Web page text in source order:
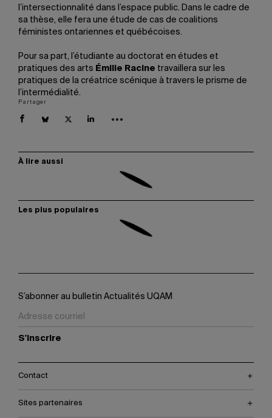
l’intersectionnalité dans l’espace public. Dans le cadre de
sa thèse, elle fera une étude de cas de coalitions
féministes ontariennes et québécoises.
Pour sa part, l’étudiante au doctorat en études et
pratiques des arts Émilie Racine travaillera sur les
pratiques de la créatrice scénique à travers le prisme de
l’intermédialité.
Partager
À lire aussi
Les plus populaires
S’abonner au bulletin Actualités UQAM
S'inscrire
Contact
Sites partenaires